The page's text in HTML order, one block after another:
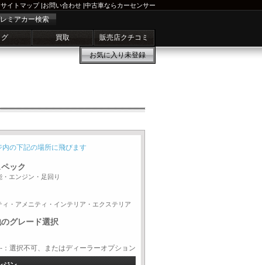
サイトマップ|お問い合わせ |中古車ならカーセンサー
ミアカー検索
買取 販売店クチコミ
お気に入り未登録
内の下記の場所に飛びます
ック
・エンジン・足回り
ィ・アメニティ・インテリア・エクステリア
グレード選択
択不可、またはディーラーオプション